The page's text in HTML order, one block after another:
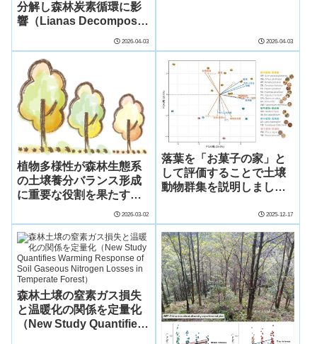
分解し森林炭素循環に影
響（Lianas Decompose
Faster Than Trees, with
Potential to Influence
Forest Carbon and
Nutrient Cycles）
2026-04-03 2026-04-03
植物多様性が森林生態系
の土壌養分バランス形成
に重要な役割を果たすこ
Diversity Plays Critical
Role in Shaping Soil
Nutrient Balance in
Forest Ecosystems）
2026-03-02
落葉を「お菓子の家」と
して評価することで土壌
動物群集を説明しました
集を推測する一歩に～2025-12-17
森林土壌の窒素ガス損失
と温暖化の関係を定量化
（New Study Quantifies